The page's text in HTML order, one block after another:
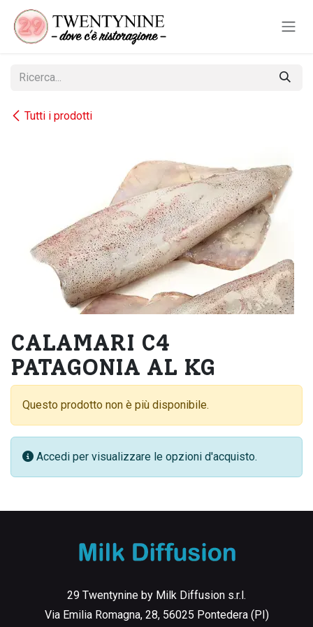
Passa al contenuto
Tutti i prodotti
CALAMARI C4
PATAGONIA AL KG
Questo prodotto non è più disponibile.
Accedi per visualizzare le opzioni d'acquisto.
29 Twentynine by Milk Diffusion s.r.l.
Via Emilia Romagna, 28, 56025 Pontedera (PI)